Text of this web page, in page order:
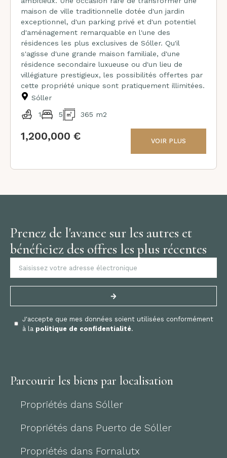
maison de ville traditionnelle dotée d'un jardin
exceptionnel, d'un parking privé et d'un potentiel
d'aménagement remarquable en l'une des
résidences les plus exclusives de Sóller. Qu'il
s'agisse d'une grande maison familiale, d'une
résidence secondaire luxueuse ou d'un lieu de
villégiature prestigieux, les possibilités offertes par
cette propriété unique sont pratiquement illimitées.
Sóller
1 5 365 m2
1,200,000 € VOIR PLUS
Prenez de l'avance sur les autres et
bénéficiez des offres les plus récentes
J'accepte que mes données soient utilisées conformément
à la politique de confidentialité.
Parcourir les biens par localisation
Propriétés dans Sóller
Propriétés dans Puerto de Sóller
Propriétés dans Fornalutx